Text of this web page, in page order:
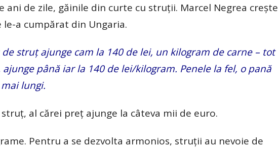
ani de zile, găinile din curte cu struții. Marcel Negrea crește
a cumpărat din Ungaria.
de struț ajunge cam la 140 de lei, un kilogram de carne – tot
până iar la 140 de lei/kilogram. Penele la fel, o pană
lungi.
al cărei preț ajunge la câteva mii de euro.
Pentru a se dezvolta armonios, struții au nevoie de